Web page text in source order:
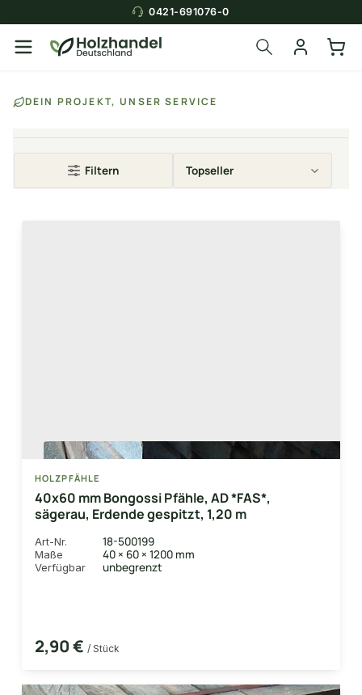
0421-691076-0
Sekunden das
DEIN PROJEKT, UNSER SERVICE
Filtern
HOLZPFÄHLE
40x60 mm Bongossi Pfähle, AD *FAS*,
sägerau, Erdende gespitzt, 1,20 m
Art-Nr. 18-500199
Maße 40 × 60 × 1200 mm
Verfügbar unbegrenzt
2,90 € / Stück